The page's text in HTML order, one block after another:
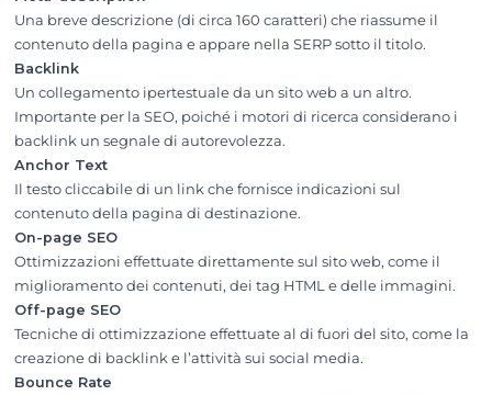
Una breve descrizione (di circa 160 caratteri) che riassume il
contenuto della pagina e appare nella SERP sotto il titolo.
Backlink
Un collegamento ipertestuale da un sito web a un altro.
Importante per la SEO, poiché i motori di ricerca considerano i
backlink un segnale di autorevolezza.
Anchor Text
Il testo cliccabile di un link che fornisce indicazioni sul
contenuto della pagina di destinazione.
On-page SEO
Ottimizzazioni effettuate direttamente sul sito web, come il
miglioramento dei contenuti, dei tag HTML e delle immagini.
Off-page SEO
Tecniche di ottimizzazione effettuate al di fuori del sito, come la
creazione di backlink e l’attività sui social media.
Bounce Rate